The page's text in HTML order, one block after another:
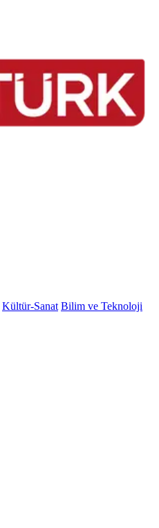
Kültür-Sanat Bilim ve Teknoloji